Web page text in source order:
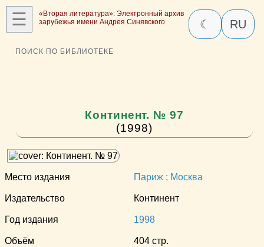
☰
«Вторая литература»: Электронный архив
зарубежья имени Андрея Синявского
☾ RU
ПОИСК ПО БИБЛИОТЕКЕ
Континент. № 97
(1998)
Место издания Париж ; Москва
Издательство Континент
Год издания 1998
Объём 404 стр.